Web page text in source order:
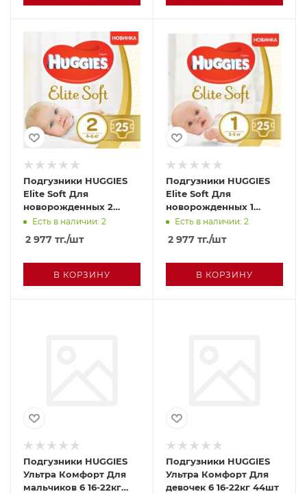
Подгузники HUGGIES
Elite Soft Для
новорожденных 2
Convy 4-6кг 20шт м/у
Есть в наличии: 2
2 977 тг./шт
В КОРЗИНУ
Подгузники HUGGIES
Elite Soft Для
новорожденных 1
Convy 3-5кг 20шт м/у
Есть в наличии: 2
2 977 тг./шт
В КОРЗИНУ
Подгузники HUGGIES
Ультра Комфорт Для
мальчиков 6 16-22кг
Подгузники HUGGIES
Ультра Комфорт Для
девочек 6 16-22кг 44шт